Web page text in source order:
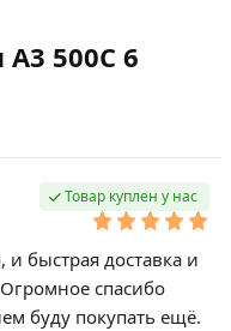
500С 6
Товар куплен у нас
быстрая доставка и
спасибо
буду покупать ещё.